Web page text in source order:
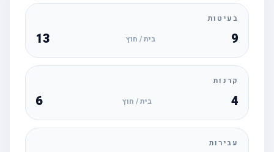
בעיטות
בית / חוץ 13
קרנות
בית / חוץ
עבירות